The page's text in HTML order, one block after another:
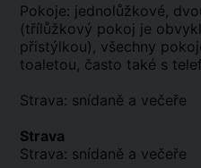
Pokoje: jednolůžkové,
(třílůžkový pokoj je
přistýlkou), všechny
toaletou, často také s
Strava: snídaně a večeře
Strava
Strava: snídaně a večeře